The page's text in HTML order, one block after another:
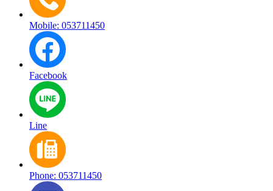
Mobile: 053711450
Facebook
Line
Phone: 053711450